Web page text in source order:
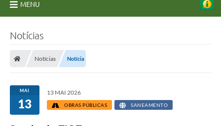
MENU
Licitações
Transparência
Notícias
Notícias Notícia
MAI
13
13 MAI 2026
OBRAS PÚBLICAS SANEAMENTO